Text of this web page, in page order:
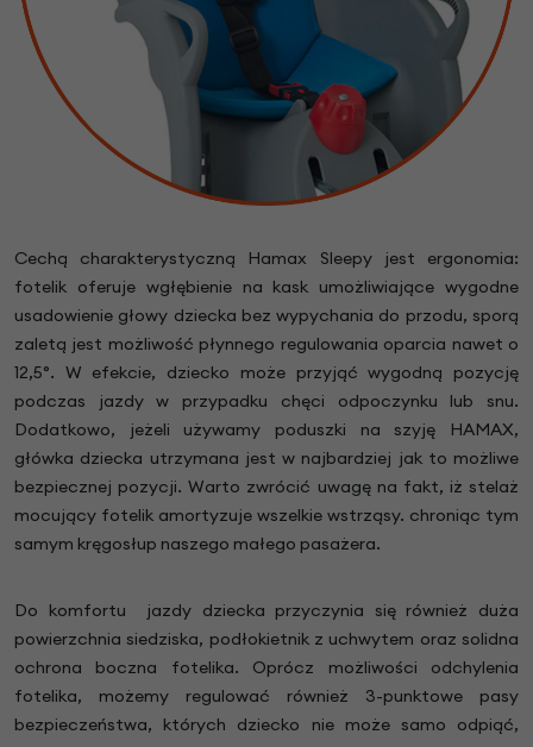
Cechą charakterystyczną Hamax Sleepy jest ergonomia:
fotelik oferuje wgłębienie na kask umożliwiające wygodne
usadowienie głowy dziecka bez wypychania do przodu, sporą
zaletą jest możliwość płynnego regulowania oparcia nawet o
12,5°. W efekcie, dziecko może przyjąć wygodną pozycję
podczas jazdy w przypadku chęci odpoczynku lub snu.
Dodatkowo, jeżeli używamy poduszki na szyję HAMAX,
główka dziecka utrzymana jest w najbardziej jak to możliwe
bezpiecznej pozycji. Warto zwrócić uwagę na fakt, iż stelaż
mocujący fotelik amortyzuje wszelkie wstrząsy. chroniąc tym
samym kręgosłup naszego małego pasażera.
Do komfortu jazdy dziecka przyczynia się również duża
powierzchnia siedziska, podłokietnik z uchwytem oraz solidna
ochrona boczna fotelika. Oprócz możliwości odchylenia
fotelika, możemy regulować również 3-punktowe pasy
bezpieczeństwa, których dziecko nie może samo odpiąć,